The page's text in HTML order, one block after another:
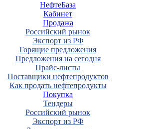
НефтеБаза
Кабинет
Продажа
Российский рынок
Экспорт из РФ
Горящие предложения
Предложения на сегодня
Прайс-листы
Поставщики нефтепродуктов
Как продать нефтепродукты
Покупка
Тендеры
Российский рынок
Экспорт из РФ